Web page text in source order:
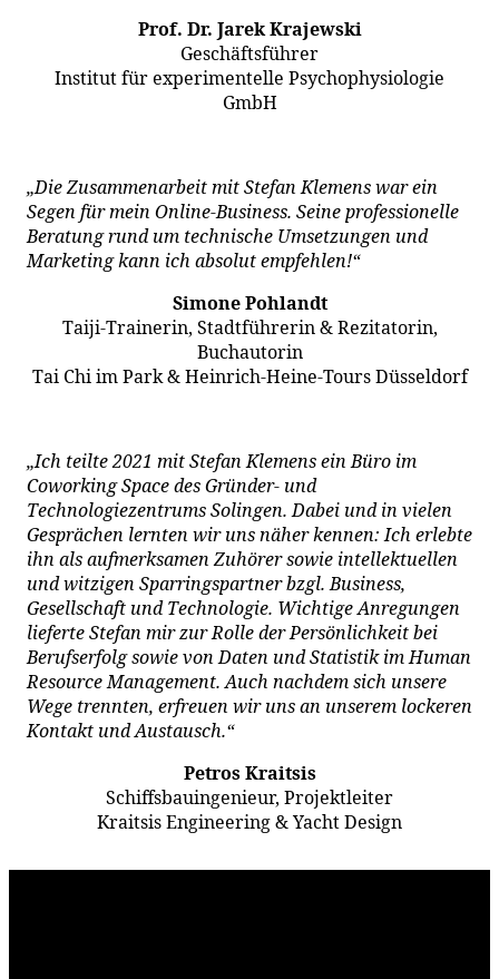
Prof. Dr. Jarek Krajewski
Geschäftsführer
Institut für experimentelle Psychophysiologie
GmbH
„Die Zusammenarbeit mit Stefan Klemens war ein
Segen für mein Online-Business. Seine professionelle
Beratung rund um technische Umsetzungen und
Marketing kann ich absolut empfehlen!“
Simone Pohlandt
Taiji-Trainerin, Stadtführerin & Rezitatorin,
Buchautorin
Tai Chi im Park & Heinrich-Heine-Tours Düsseldorf
„Ich teilte 2021 mit Stefan Klemens ein Büro im
Coworking Space des Gründer- und
Technologiezentrums Solingen. Dabei und in vielen
Gesprächen lernten wir uns näher kennen: Ich erlebte
ihn als aufmerksamen Zuhörer sowie intellektuellen
und witzigen Sparringspartner bzgl. Business,
Gesellschaft und Technologie. Wichtige Anregungen
lieferte Stefan mir zur Rolle der Persönlichkeit bei
Berufserfolg sowie von Daten und Statistik im Human
Resource Management. Auch nachdem sich unsere
Wege trennten, erfreuen wir uns an unserem lockeren
Kontakt und Austausch.“
Petros Kraitsis
Schiffsbauingenieur, Projektleiter
Kraitsis Engineering & Yacht Design